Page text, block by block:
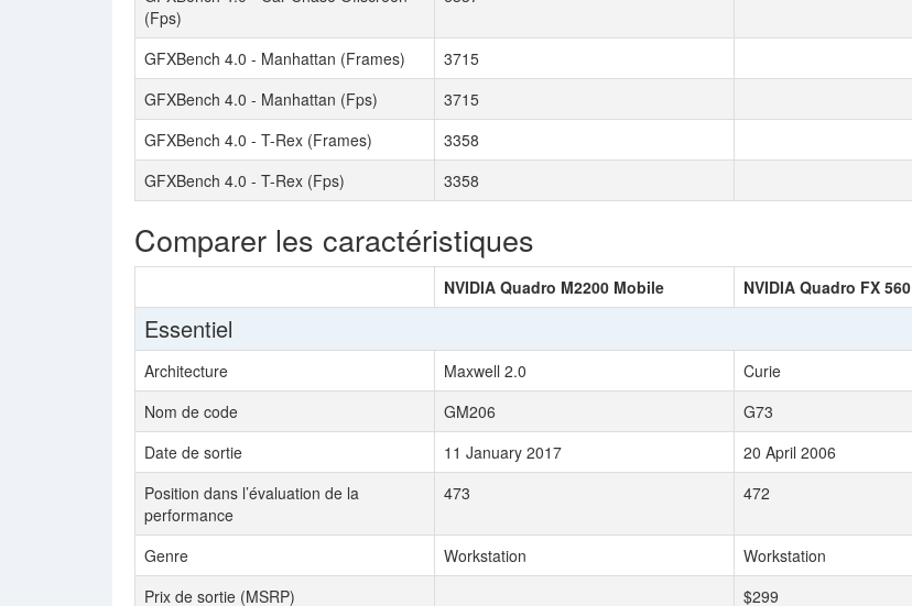
(Fps)
GFXBench 4.0 - Manhattan (Frames)
3715
GFXBench 4.0 - Manhattan (Fps)
3715
GFXBench 4.0 - T-Rex (Frames)
3358
GFXBench 4.0 - T-Rex (Fps)
3358
Comparer les caractéristiques
NVIDIA Quadro M2200 Mobile NVIDIA Quadro FX 560
Essentiel
Architecture Maxwell 2.0
Curie
Nom de code
GM206
G73
Date de sortie
11 January 2017
20 April 2006
Position dans l’évaluation de la
performance
473 472
Genre Workstation
Workstation
Prix de sortie (MSRP)
$299